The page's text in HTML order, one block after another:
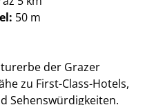
50 m
der Grazer
zu First-Class-Hotels,
Sehenswürdigkeiten.